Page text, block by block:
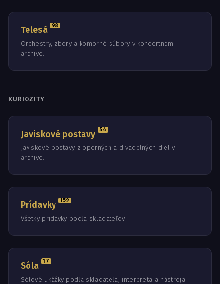
Telesá 98
Orchestry, zbory a komorné súbory v koncertnom
archíve.
KURIOZITY
Javiskové postavy 54
Javiskové postavy z operných a divadelných diel v
archíve.
Prídavky 159
Všetky prídavky podľa skladateľov
Sóla 17
Sólové ukážky podľa skladateľa, interpreta a nástroja